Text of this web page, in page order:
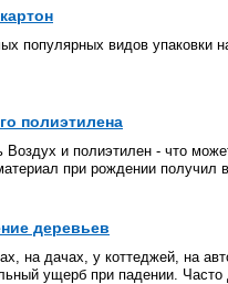
популярных видов упаковки
полиэтилена
Воздух и полиэтилен - что
при рождении получил
деревьев
на дачах, у коттеджей, на
ущерб при падении.